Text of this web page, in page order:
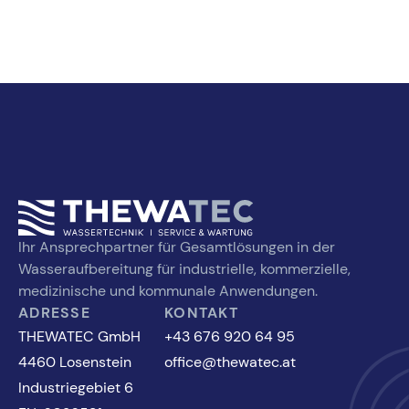
Ihr Ansprechpartner für Gesamtlösungen in der
Wasseraufbereitung für industrielle, kommerzielle,
medizinische und kommunale Anwendungen.
ADRESSE
THEWATEC GmbH
4460 Losenstein
Industriegebiet 6
KONTAKT
+43 676 920 64 95
office@thewatec.at